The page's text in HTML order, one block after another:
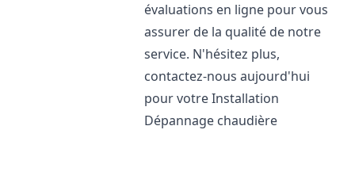
évaluations en ligne pour vous
assurer de la qualité de notre
service. N'hésitez plus,
contactez-nous aujourd'hui
pour votre Installation
Dépannage chaudière